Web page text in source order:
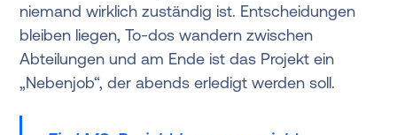
niemand wirklich zuständig ist. Entscheidungen
bleiben liegen, To-dos wandern zwischen
Abteilungen und am Ende ist das Projekt ein
„Nebenjob“, der abends erledigt werden soll.